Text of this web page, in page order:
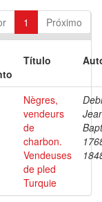
1 Próximo
Título
Nègres,
vendeurs
de
charbon.
Vendeuses
de pled
Turquie